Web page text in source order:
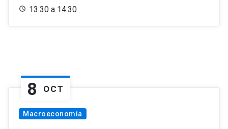
13:30 a 14:30
8 OCT
Macroeconomía